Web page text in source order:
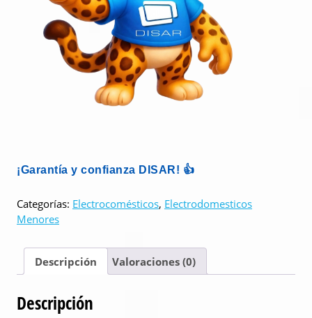
¡Garantía y confianza DISAR! 👍
Categorías: Electrocomésticos, Electrodomesticos
Menores
Descripción Valoraciones (0)
Descripción